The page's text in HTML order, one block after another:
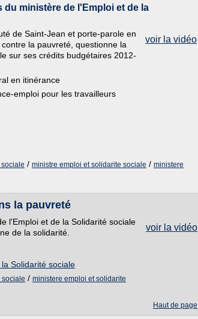
du ministère de l'Emploi et de la
voir la vidéo
de Saint-Jean et porte-parole en
la pauvreté, questionne la
sur ses crédits budgétaires 2012-
en itinérance
emploi pour les travailleurs
/ ministre emploi et solidarite sociale / ministere
la pauvreté
voir la vidéo
l'Emploi et de la Solidarité sociale
de la solidarité.
Solidarité sociale
sociale / ministere emploi et solidarite
Haut de page